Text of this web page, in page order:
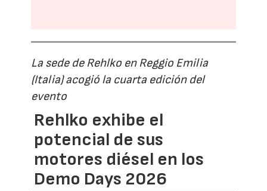
La sede de Rehlko en Reggio Emilia
(Italia) acogió la cuarta edición del
evento
Rehlko exhibe el
potencial de sus
motores diésel en los
Demo Days 2026